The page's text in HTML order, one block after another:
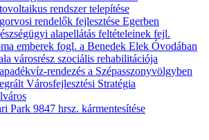
rendszer telepítése
rendelők fejlesztése Egerben
alapellátás feltételeinek fejl.
emberek fogl. a Benedek Elek Óvodában
városrész szociális rehabilitációja
rendezés a Szépasszonyvölgyben
Városfejlesztési Stratégia
Park 9847 hrsz. kármentesítése